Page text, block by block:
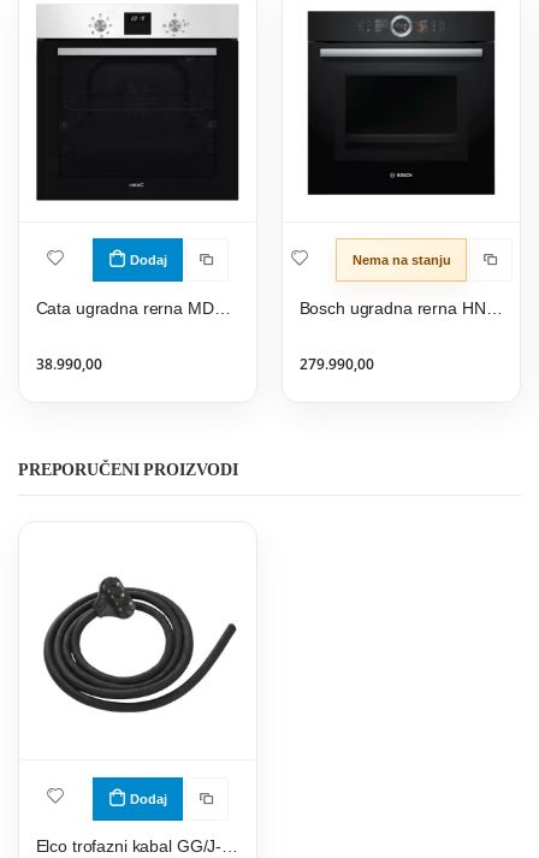
Dodaj
Cata ugradna rerna MDS 8007 X
38.990,00
Nema na stanju
279.990,00
PREPORUČENI PROIZVODI
Dodaj
Elco trofazni kabal GG/J-Y 5x2,5- gumeni